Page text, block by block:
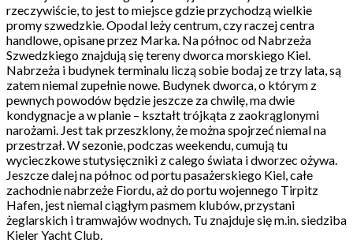
rzeczywiście, to jest to miejsce gdzie przychodzą wielkie
promy szwedzkie. Opodal leży centrum, czy raczej centra
handlowe, opisane przez Marka. Na północ od Nabrzeża
Szwedzkiego znajdują się tereny dworca morskiego Kiel.
Nabrzeża i budynek terminalu liczą sobie bodaj ze trzy lata, są
zatem niemal zupełnie nowe. Budynek dworca, o którym z
pewnych powodów będzie jeszcze za chwilę, ma dwie
kondygnacje a w planie – kształt trójkąta z zaokrąglonymi
narożami. Jest tak przeszklony, że można spojrzeć niemal na
przestrzał. W sezonie, podczas weekendu, cumują tu
wycieczkowe stutysięczniki z calego świata i dworzec ożywa.
Jeszcze dalej na północ od portu pasażerskiego Kiel, całe
zachodnie nabrzeże Fiordu, aż do portu wojennego Tirpitz
Hafen, jest niemal ciągłym pasmem klubów, przystani
żeglarskich i tramwajów wodnych. Tu znajduje się m.in. siedziba
Kieler Yacht Club.